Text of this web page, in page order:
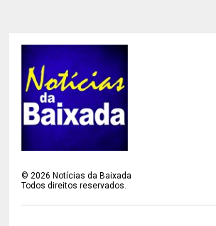
©2026 Notícias da Baixada
Todos direitos reservados.